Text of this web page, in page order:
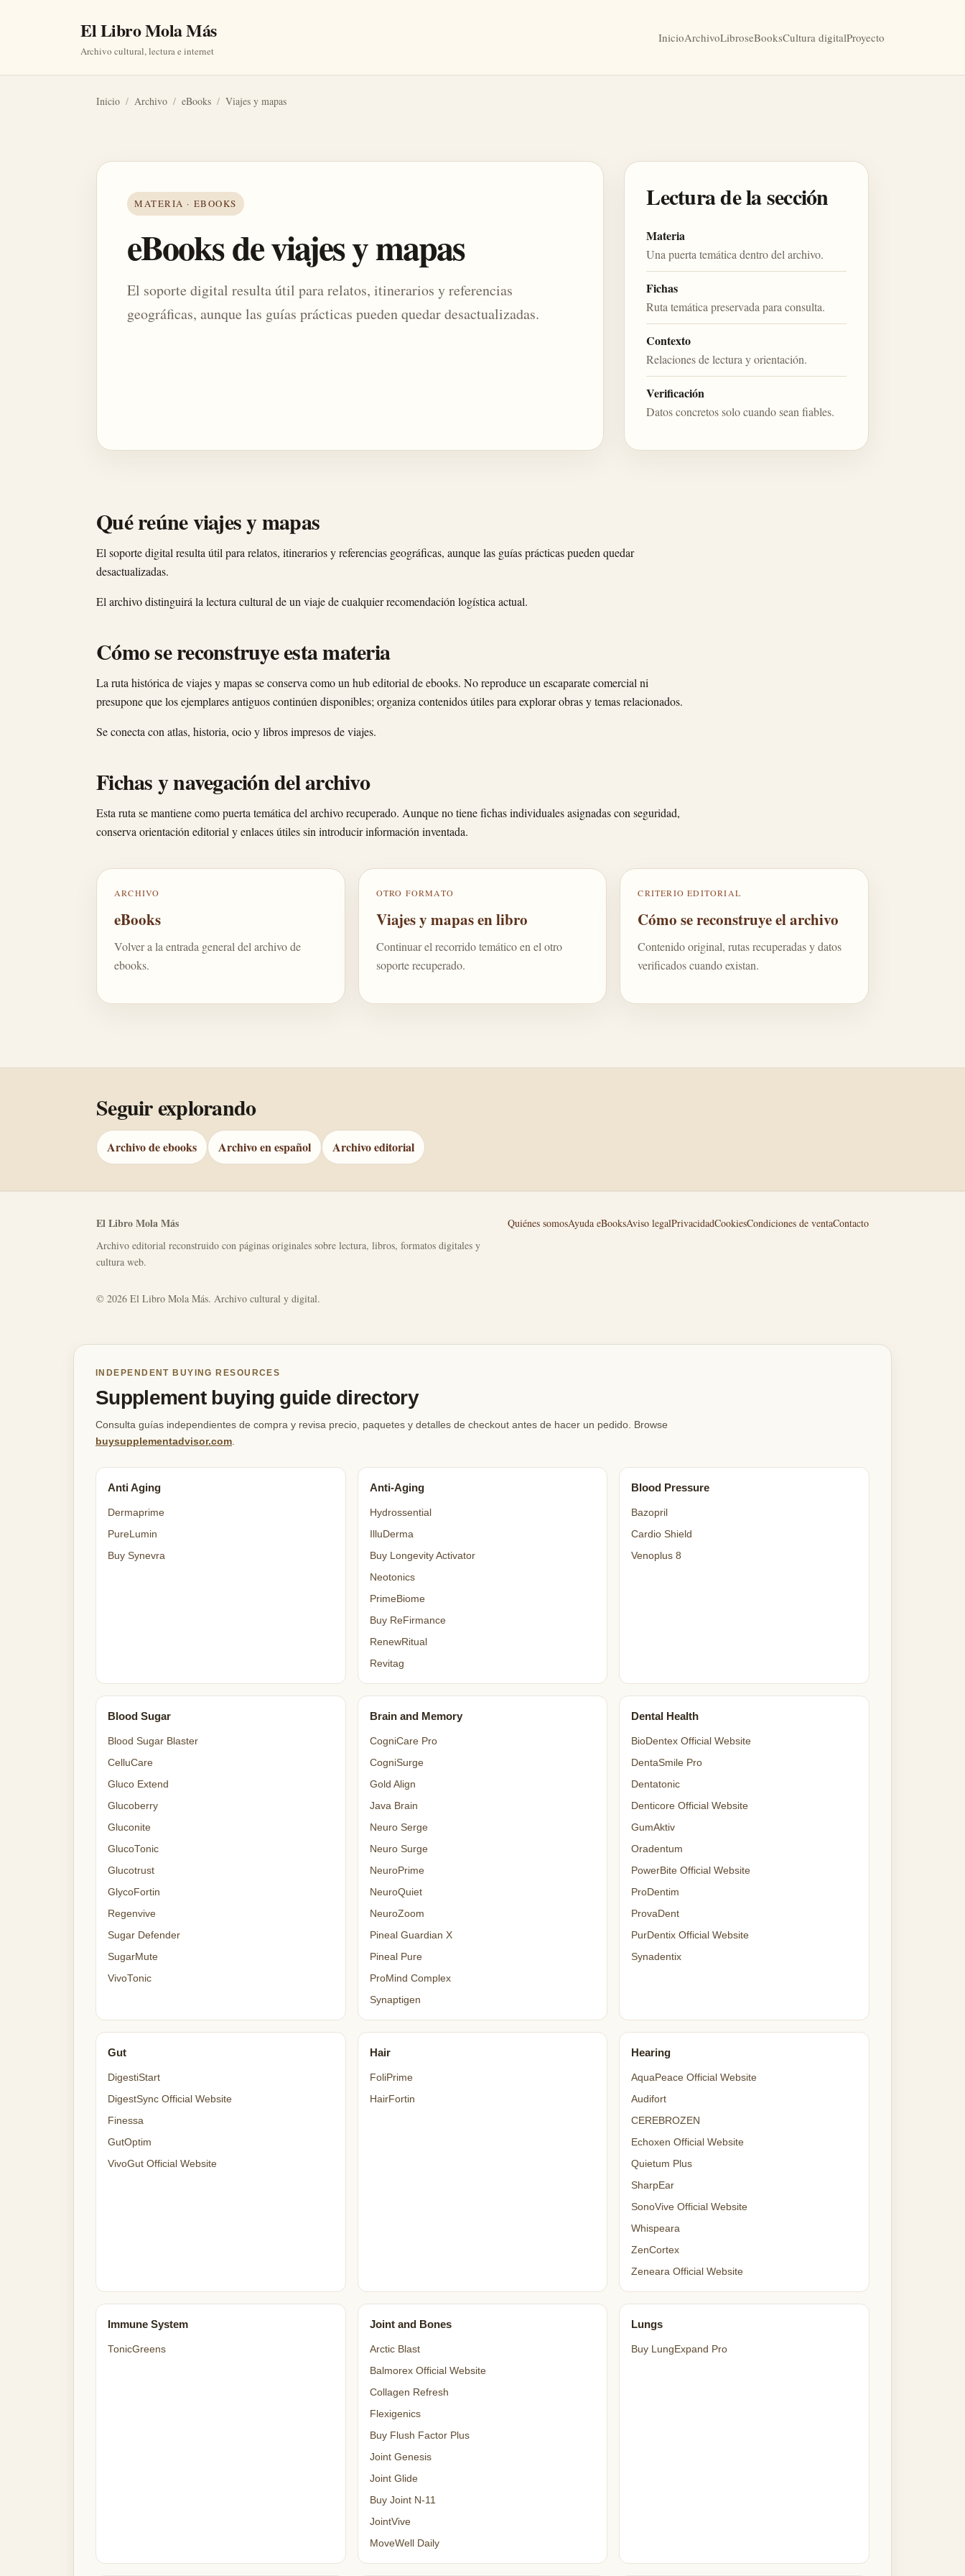
El Libro Mola Más
Archivo cultural, lectura e internet
InicioArchivoLibroseBooksCultura digitalProyecto
Inicio / Archivo / eBooks / Viajes y mapas
MATERIA · EBOOKS
eBooks de viajes y mapas
El soporte digital resulta útil para relatos, itinerarios y referencias
geográficas, aunque las guías prácticas pueden quedar desactualizadas.
Lectura de la sección
Materia
Una puerta temática dentro del archivo.
Fichas
Ruta temática preservada para consulta.
Contexto
Relaciones de lectura y orientación.
Verificación
Datos concretos solo cuando sean fiables.
Qué reúne viajes y mapas
El soporte digital resulta útil para relatos, itinerarios y referencias geográficas, aunque las guías prácticas pueden quedar
desactualizadas.
El archivo distinguirá la lectura cultural de un viaje de cualquier recomendación logística actual.
Cómo se reconstruye esta materia
La ruta histórica de viajes y mapas se conserva como un hub editorial de ebooks. No reproduce un escaparate comercial ni
presupone que los ejemplares antiguos continúen disponibles; organiza contenidos útiles para explorar obras y temas relacionados.
Se conecta con atlas, historia, ocio y libros impresos de viajes.
Fichas y navegación del archivo
Esta ruta se mantiene como puerta temática del archivo recuperado. Aunque no tiene fichas individuales asignadas con seguridad,
conserva orientación editorial y enlaces útiles sin introducir información inventada.
ARCHIVO
eBooks
Volver a la entrada general del archivo de
ebooks.
OTRO FORMATO
Viajes y mapas en libro
Continuar el recorrido temático en el otro
soporte recuperado.
CRITERIO EDITORIAL
Cómo se reconstruye el archivo
Contenido original, rutas recuperadas y datos
verificados cuando existan.
Seguir explorando
Archivo de ebooks Archivo en español Archivo editorial
El Libro Mola Más
Archivo editorial reconstruido con páginas originales sobre lectura, libros, formatos digitales y
cultura web.
Quiénes somosAyuda eBooksAviso legalPrivacidadCookiesCondiciones de ventaContacto
© 2026 El Libro Mola Más. Archivo cultural y digital.
INDEPENDENT BUYING RESOURCES
Supplement buying guide directory
Consulta guías independientes de compra y revisa precio, paquetes y detalles de checkout antes de hacer un pedido. Browse
buysupplementadvisor.com
Anti Aging
Dermaprime
PureLumin
Buy Synevra
Anti-Aging
Hydrossential
IlluDerma
Buy Longevity Activator
Neotonics
PrimeBiome
Buy ReFirmance
RenewRitual
Revitag
Blood Pressure
Bazopril
Cardio Shield
Venoplus 8
Blood Sugar
Blood Sugar Blaster
CelluCare
Gluco Extend
Glucoberry
Gluconite
GlucoTonic
Glucotrust
GlycoFortin
Regenvive
Sugar Defender
SugarMute
VivoTonic
Brain and Memory
CogniCare Pro
CogniSurge
Gold Align
Java Brain
Neuro Serge
Neuro Surge
NeuroPrime
NeuroQuiet
NeuroZoom
Pineal Guardian X
Pineal Pure
ProMind Complex
Synaptigen
Dental Health
BioDentex Official Website
DentaSmile Pro
Dentatonic
Denticore Official Website
GumAktiv
Oradentum
PowerBite Official Website
ProDentim
ProvaDent
PurDentix Official Website
Synadentix
Gut
DigestiStart
DigestSync Official Website
Finessa
GutOptim
VivoGut Official Website
Hair
FoliPrime
HairFortin
Hearing
AquaPeace Official Website
Audifort
CEREBROZEN
Echoxen Official Website
Quietum Plus
SharpEar
SonoVive Official Website
Whispeara
ZenCortex
Zeneara Official Website
Immune System
TonicGreens
Joint and Bones
Arctic Blast
Balmorex Official Website
Collagen Refresh
Flexigenics
Buy Flush Factor Plus
Joint Genesis
Joint Glide
Buy Joint N-11
JointVive
MoveWell Daily
Lungs
Buy LungExpand Pro